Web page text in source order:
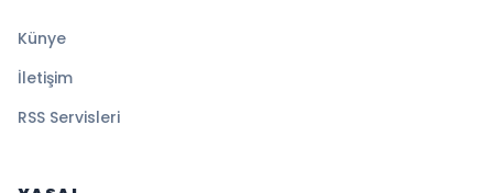
Künye
İletişim
RSS Servisleri